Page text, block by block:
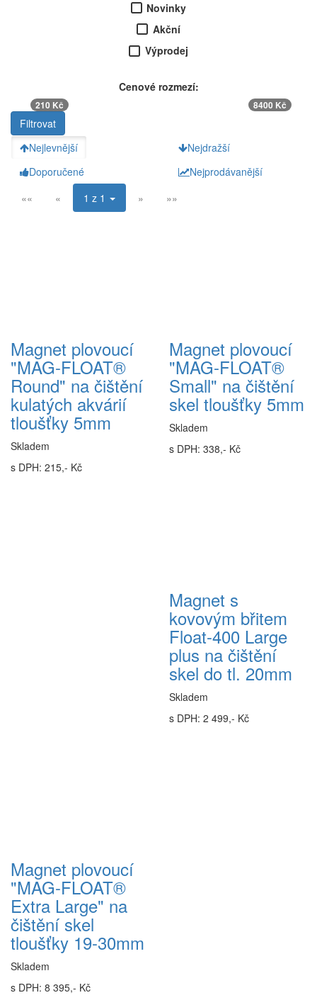
Novinky
Akční
Výprodej
Cenové rozmezí:
210 Kč 8400 Kč
Nejlevnější
Nejdražší
Doporučené
Nejprodávanější
««
« 1 z 1 » »»
Magnet plovoucí
"MAG-FLOAT®
Round" na čištění
kulatých akvárií
tloušťky 5mm
Skladem
s DPH: 215,- Kč
Magnet plovoucí
"MAG-FLOAT®
Small" na čištění
skel tloušťky 5mm
Skladem
s DPH: 338,- Kč
Magnet s
kovovým břitem
Float-400 Large
plus na čištění
skel do tl. 20mm
Skladem
s DPH: 2 499,- Kč
Magnet plovoucí
"MAG-FLOAT®
Extra Large" na
čištění skel
tloušťky 19-30mm
Skladem
s DPH: 8 395,- Kč